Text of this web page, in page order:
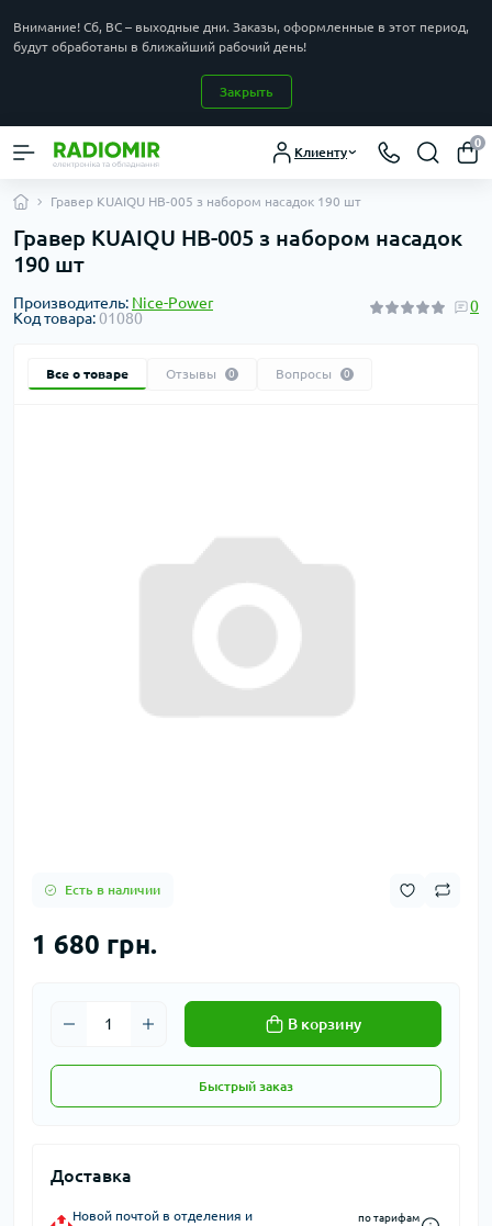
Внимание! Сб, ВС – выходные дни. Заказы, оформленные в этот период,
будут обработаны в ближайший рабочий день!
Закрыть
Клиенту
0
Гравер KUAIQU HB-005 з набором насадок 190 шт
Гравер KUAIQU HB-005 з набором насадок
190 шт
Производитель: Nice-Power
Код товара:01080
0
Все о товаре Отзывы 0 Вопросы 0
Есть в наличии
1 680 грн.
В корзину
Быстрый заказ
Доставка
Новой почтой в отделения и
по тарифам